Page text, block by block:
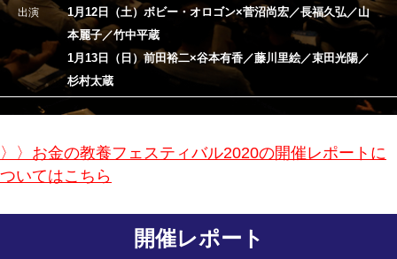
出演 1月12日（土） ボビー・オロゴン×菅沼尚宏／長福久弘／山
本麗子／竹中平蔵
1月13日（日）前田裕二×谷本有香／藤川里絵／束田光陽／
杉村太蔵
〉〉お金の教養フェスティバル2020の開催レポートに
ついてはこちら
開催レポート